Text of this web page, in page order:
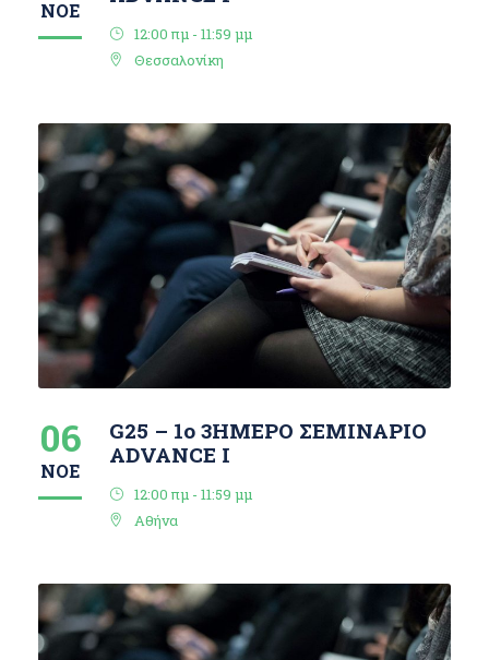
ΝΟΈ
12:00 πμ - 11:59 μμ
Θεσσαλονίκη
06
ΝΟΈ
G25 – 1o 3ΗΜΕΡΟ ΣΕΜΙΝΑΡΙΟ
ΑDVANCE I
12:00 πμ - 11:59 μμ
Αθήνα